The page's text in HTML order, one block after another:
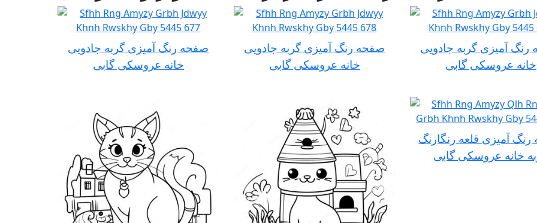
صفحه رنگ آمیزی گربه جادویی
خانه عروسکی گابی
صفحه رنگ آمیزی گربه جادویی
خانه عروسکی گابی
آمیزی گربه جادویی
خانه عروسکی گابی
آمیزی قلعه رنگارنگ
خانه عروسکی گابی